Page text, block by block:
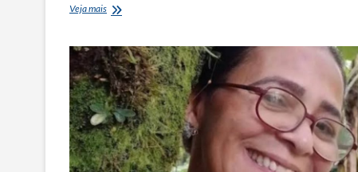
Veja maisIpem-
aferição
e
fiscalização
de
radares
de
velocidade
em
Caraguatatuba